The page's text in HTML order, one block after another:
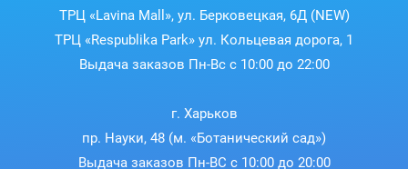
ТРЦ «Lavina Mall», ул. Берковецкая, 6Д (NEW)
ТРЦ «Respublika Park» ул. Кольцевая дорога, 1
Выдача заказов Пн-Вс с 10:00 до 22:00
г. Харьков
пр. Науки, 48 (м. «Ботанический сад»)
Выдача заказов Пн-ВС с 10:00 до 20:00